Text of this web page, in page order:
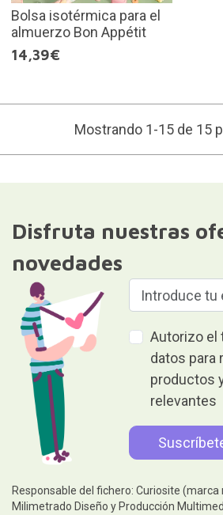
Bolsa isotérmica para el
almuerzo Bon Appétit
14,39€
Mostrando 1-15 de 15
Disfruta nuestras
novedades
Autorizo el
datos para
productos
relevantes
Responsable del fichero: Curiosite (marca
Milimetrado Diseño y Producción